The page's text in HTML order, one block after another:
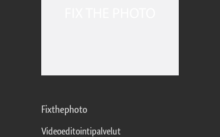
Fixthephoto
Videoeditointipalvelut